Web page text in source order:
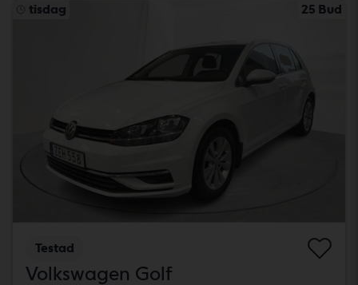
tisdag 25 Bud
Testad
Volkswagen Golf